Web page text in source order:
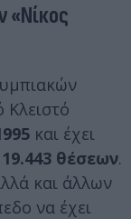
«Νίκος
Κλειστό
και έχει
19.443 θέσεων.
και άλλων
να έχει